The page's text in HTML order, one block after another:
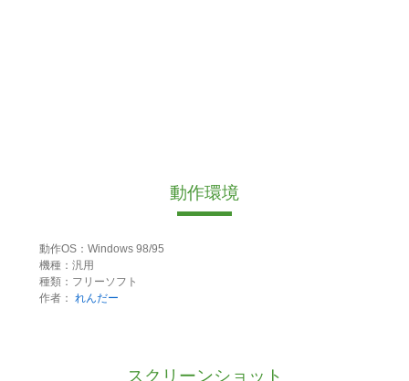
動作環境
動作OS：Windows 98/95
機種：汎用
種類：フリーソフト
作者： れんだー
スクリーンショット